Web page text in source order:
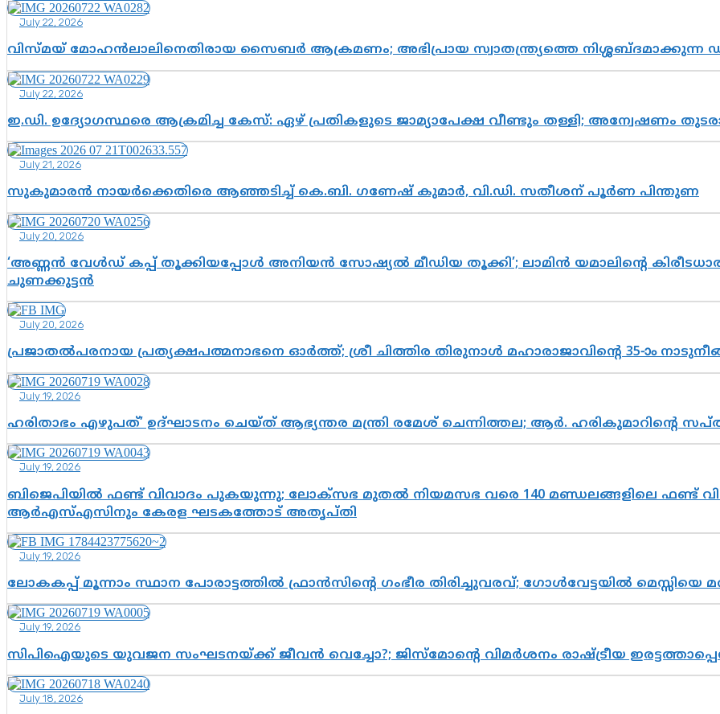
July 22, 2026
വിസ്മയ് മോഹൻലാലിനെതിരായ സൈബർ ആക്രമണം; അഭിപ്രായ സ്വാതന്ത്ര്യത്തെ നിശ്ശബ്ദമാക്കുന്ന
July 22, 2026
ഇ.ഡി. ഉദ്യോഗസ്ഥരെ ആക്രമിച്ച കേസ്: ഏഴ് പ്രതികളുടെ ജാമ്യാപേക്ഷ വീണ്ടും തള്ളി; അന്വേഷണം
July 21, 2026
സുകുമാരൻ നായർക്കെതിരെ ആഞ്ഞടിച്ച് കെ.ബി. ഗണേഷ് കുമാർ, വി.ഡി. സതീശന് പൂർണ പിന്തുണ
July 20, 2026
‘അണ്ണൻ വേൾഡ് കപ്പ് തൂക്കിയപ്പോൾ അനിയൻ സോഷ്യൽ മീഡിയ തൂക്കി’; ലാമിൻ യമാലിന്റെ
ചുണക്കുട്ടൻ
July 20, 2026
പ്രജാതൽപരനായ പ്രത്യക്ഷപത്മനാഭനെ ഓർത്ത്; ശ്രീ ചിത്തിര തിരുനാൾ മഹാരാജാവിന്റെ 35-ാം
July 19, 2026
ഹരിതാഭം എഴുപത്’ ഉദ്ഘാടനം ചെയ്ത് ആഭ്യന്തര മന്ത്രി രമേശ് ചെന്നിത്തല; ആർ.
July 19, 2026
ബിജെപിയിൽ ഫണ്ട് വിവാദം പുകയുന്നു; ലോക്സഭ മുതൽ നിയമസഭ വരെ 140 മണ്ഡലങ്ങളിലെ ഫണ്ട്
ആർഎസ്എസിനും കേരള ഘടകത്തോട് അതൃപ്തി
July 19, 2026
ലോകകപ്പ് മൂന്നാം സ്ഥാന പോരാട്ടത്തിൽ ഫ്രാൻസിന്റെ ഗംഭീര തിരിച്ചുവരവ്; ഗോൾവേട്ടയിൽ മെസ്സിയെ
July 19, 2026
സിപിഐയുടെ യുവജന സംഘടനയ്ക്ക് ജീവൻ വെച്ചോ?; ജിസ്മോന്റെ വിമർശനം രാഷ്ട്രീയ
July 18, 2026